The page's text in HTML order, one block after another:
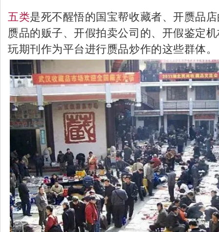
五类是死不醒悟的国宝帮收藏者、开赝品
赝品的贩子、开假拍卖公司的、开假鉴定
玩期刊作为平台进行赝品炒作的这些群体。